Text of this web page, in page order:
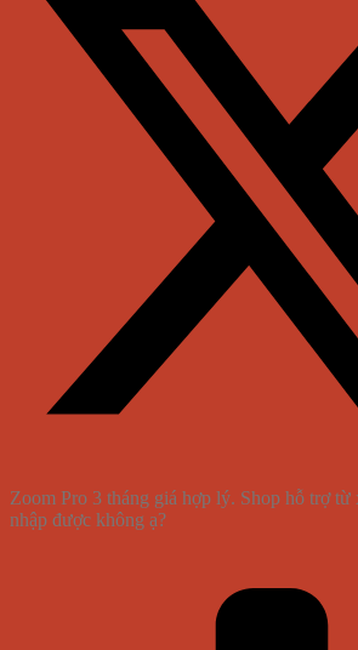
Zoom Pro 3 tháng giá hợp lý. Shop hỗ trợ từ
nhập được không ạ?